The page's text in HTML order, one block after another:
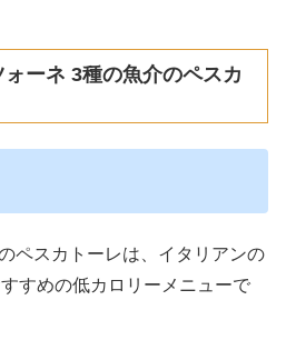
ーネ 3種の魚介のペスカ
ペスカトーレは、イタリアンの
すめの低カロリーメニューで